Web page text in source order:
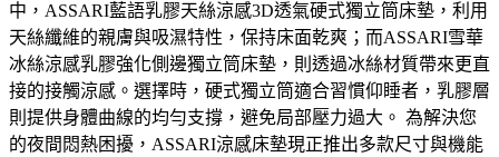
中，ASSARI藍語乳膠天絲涼感3D透氣硬式獨立筒床墊，利用
天絲纖維的親膚與吸濕特性，保持床面乾爽；而ASSARI雪華
冰絲涼感乳膠強化側邊獨立筒床墊，則透過冰絲材質帶來更直
接的接觸涼感。選擇時，硬式獨立筒適合習慣仰睡者，乳膠層
則提供身體曲線的均勻支撐，避免局部壓力過大。 為解決您
的夜間悶熱困擾，ASSARI涼感床墊現正推出多款尺寸與機能